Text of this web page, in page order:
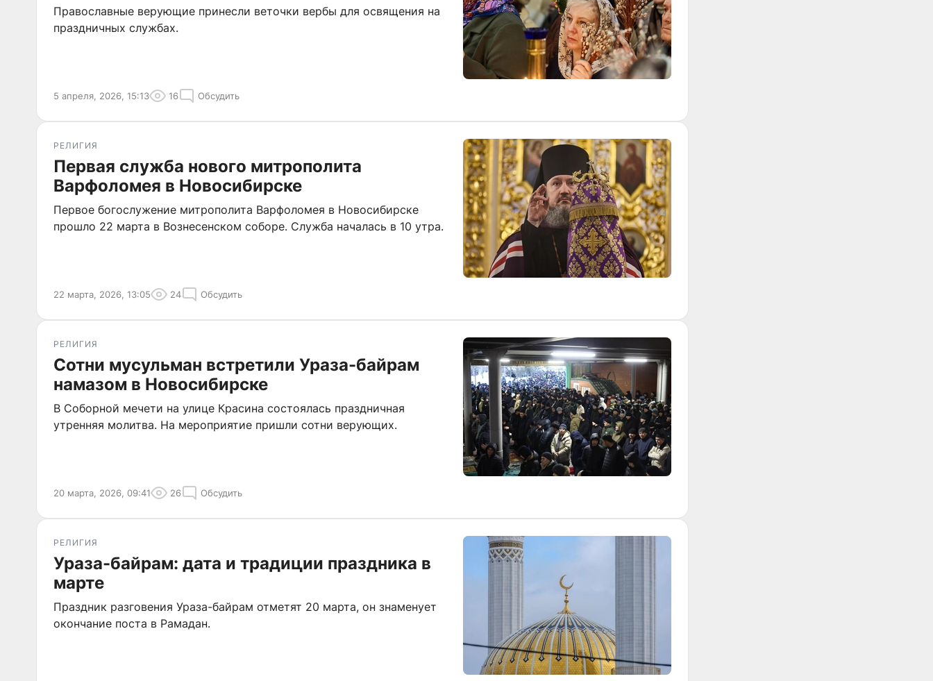
Православные верующие принесли веточки вербы для освящения на
праздничных службах.
5 апреля, 2026, 15:13 16 Обсудить
РЕЛИГИЯ
Первая служба нового митрополита
Варфоломея в Новосибирске
Первое богослужение митрополита Варфоломея в Новосибирске
прошло 22 марта в Вознесенском соборе. Служба началась в 10 утра.
22 марта, 2026, 13:05 24 Обсудить
РЕЛИГИЯ
Сотни мусульман встретили Ураза-байрам
намазом в Новосибирске
В Соборной мечети на улице Красина состоялась праздничная
утренняя молитва. На мероприятие пришли сотни верующих.
20 марта, 2026, 09:41 26 Обсудить
РЕЛИГИЯ
Ураза-байрам: дата и традиции праздника в
марте
Праздник разговения Ураза-байрам отметят 20 марта, он знаменует
окончание поста в Рамадан.